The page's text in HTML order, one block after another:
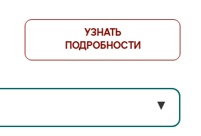
УЗНАТЬ
ПОДРОБНОСТИ
▼